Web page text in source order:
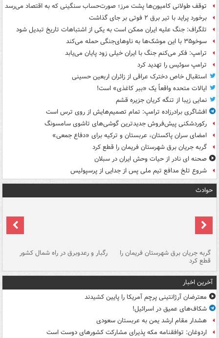
توقف طولانی کامیون‌ها پشت مرز؛ صورت‌حساب سنگینی که به اقتصاد می‌رسد
برخورد پراید با تیر برق ۲ فوتی بر جای گذاشت
تلگراف: جنگ علیه ایران ممکن است به یکی از اشتباهات تاریخ تبدیل شود
سوخو۳۵ با این موشک‌ها به ناوهای‌جنگی حمله می‌کند
ترامپ: فکر می‌کنم جنگ با ایران خیلی زود پایان می‌یابد
ترامپ سوئیس را تهدید کرد
استقبال خاص دخترک عراقی از زائران اربعین حسینی
ایالات متحده واقعاً یک «ببر کاغذی» است!
نمایی زیبا از تنگه کریان جزیره قشم
افشاگری برادرزاده ترامپ: تمام تصمیم‌هایش از روی ترس است
رکوردشکنی پیش‌فروش جدیدترین گوشی‌های تاشوی سامسونگ
امضای سران پاکستان، عربستان و ترکیه برای «دفاع جمعی»
گربه جریان برق شهرستان فریمان را قطع کرد
صحنه ای نادر از حیات وحش ایران در سبلان
شروع تلخ مدافع تیم ملی پس از جدایی از پرسپولیس
حوادث
گربه جریان برق شهرستان فریمان را
قطع کرد
رگبار و رعدوبرق در راه شمال کشور
آخرین اخبار
معترضان آرژانتینی پرچم آمریکا را پایین کشیدند
شکاف‌های عمیق در اسرائیل!
هشدار مقام ارشد یمن به عربستان سعودی
اردوغان: توافقنامه مکه پذیرای مشارکت کشورهای دوست است